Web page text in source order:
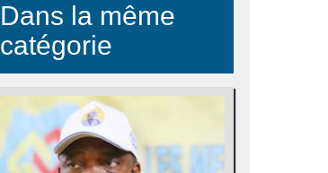
Dans la même
catégorie